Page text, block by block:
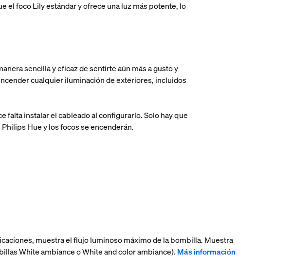
el foco Lily estándar y ofrece una luz más potente, lo
sencilla y eficaz de sentirte aún más a gusto y
cualquier iluminación de exteriores, incluidos
falta instalar el cableado al configurarlo. Solo hay que
Hue y los focos se encenderán.
muestra el flujo luminoso máximo de la bombilla. Muestra
White ambiance o White and color ambiance). Más información